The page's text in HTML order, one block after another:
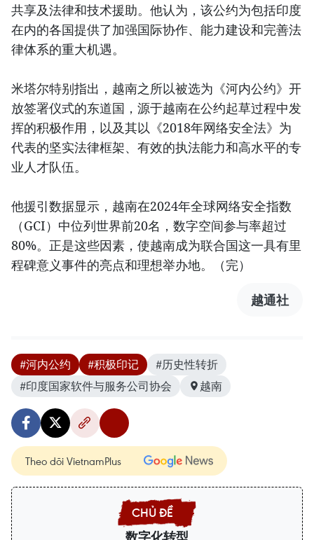
共享及法律和技术援助。他认为，该公约为包括印度
在内的各国提供了加强国际协作、能力建设和完善法
律体系的重大机遇。
米塔尔特别指出，越南之所以被选为《河内公约》开
放签署仪式的东道国，源于越南在公约起草过程中发
挥的积极作用，以及其以《2018年网络安全法》为
代表的坚实法律框架、有效的执法能力和高水平的专
业人才队伍。
他援引数据显示，越南在2024年全球网络安全指数
（GCI）中位列世界前20名，数字空间参与率超过
80%。正是这些因素，使越南成为联合国这一具有里
程碑意义事件的亮点和理想举办地。（完）
越通社
#河内公约 #积极印记
#历史性转折
#印度国家软件与服务公司协会
越南
Theo dõi VietnamPlus
数字化转型